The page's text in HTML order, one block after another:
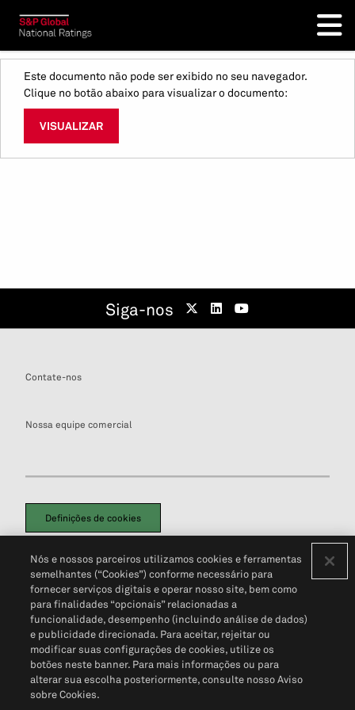
Este documento não pode ser exibido no seu navegador.
Clique no botão abaixo para visualizar o documento:
VISUALIZAR
Siga-nos
Contate-nos
Nossa equipe comercial
Definições de cookies
Política de PrivacidadePortal de privacidade do cliente (em inglês)
Não Venda Minhas Informações Pessoais© 2026 S&P Global
Nós e nossos parceiros utilizamos cookies e ferramentas
semelhantes (“Cookies”) conforme necessário para
fornecer serviços digitais e operar nosso site, bem como
para finalidades “opcionais” relacionadas a
funcionalidade, desempenho (incluindo análise de dados)
e publicidade direcionada. Para aceitar, rejeitar ou
modificar suas configurações de cookies, utilize os
botões neste banner. Para mais informações ou para
alterar sua escolha posteriormente, consulte nosso Aviso
sobre Cookies.